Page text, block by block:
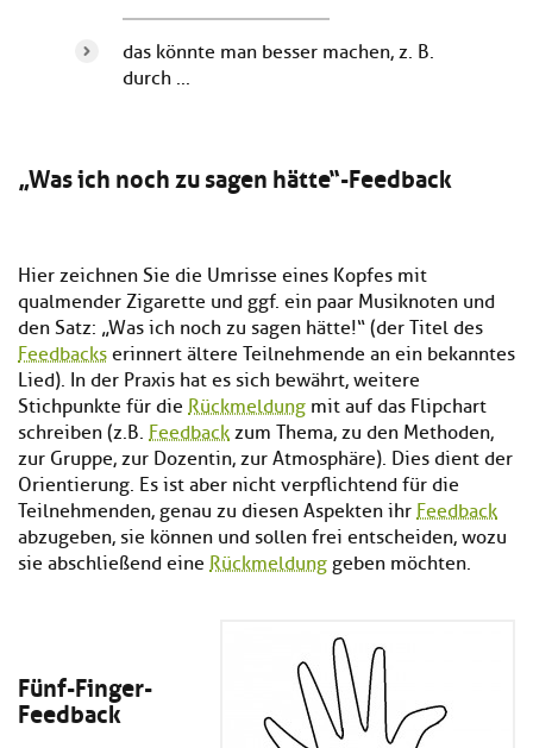
das könnte man besser machen, z. B.
durch ...
„Was ich noch zu sagen hätte“-Feedback
Hier zeichnen Sie die Umrisse eines Kopfes mit
qualmender Zigarette und ggf. ein paar Musiknoten und
den Satz: „Was ich noch zu sagen hätte!“ (der Titel des
Feedbacks erinnert ältere Teilnehmende an ein bekanntes
Lied). In der Praxis hat es sich bewährt, weitere
Stichpunkte für die Rückmeldung mit auf das Flipchart
schreiben (z.B. Feedback zum Thema, zu den Methoden,
zur Gruppe, zur Dozentin, zur Atmosphäre). Dies dient der
Orientierung. Es ist aber nicht verpflichtend für die
Teilnehmenden, genau zu diesen Aspekten ihr Feedback
abzugeben, sie können und sollen frei entscheiden, wozu
sie abschließend eine Rückmeldung geben möchten.
Fünf-Finger-
Feedback